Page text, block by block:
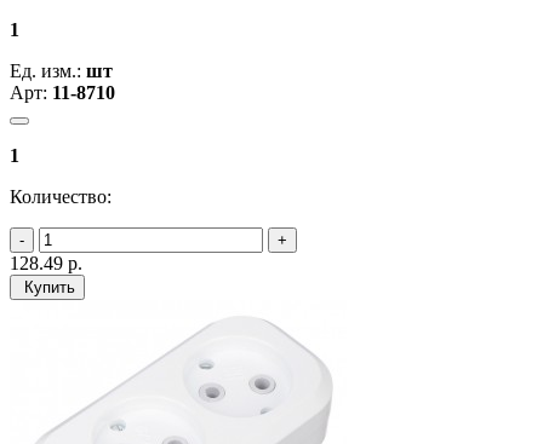
1
Ед. изм.: шт
Арт: 11-8710
1
Количество:
128.49 р.
Купить